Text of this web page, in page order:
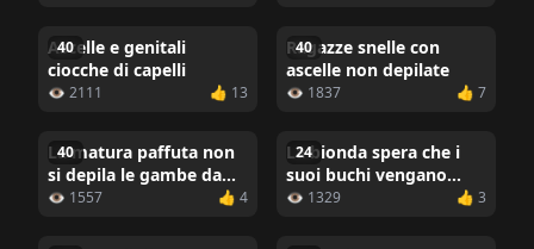
40
Ascelle e genitali
ciocche di capelli
👁 2111 👍 13
40
Ragazze snelle con
ascelle non depilate
👁 1837 👍 7
40
La matura paffuta non
si depila le gambe da
molto tempo
👁 1557 👍 4
24
La bionda spera che i
suoi buchi vengano
trafitti da un cazzo
👁 1329 👍 3